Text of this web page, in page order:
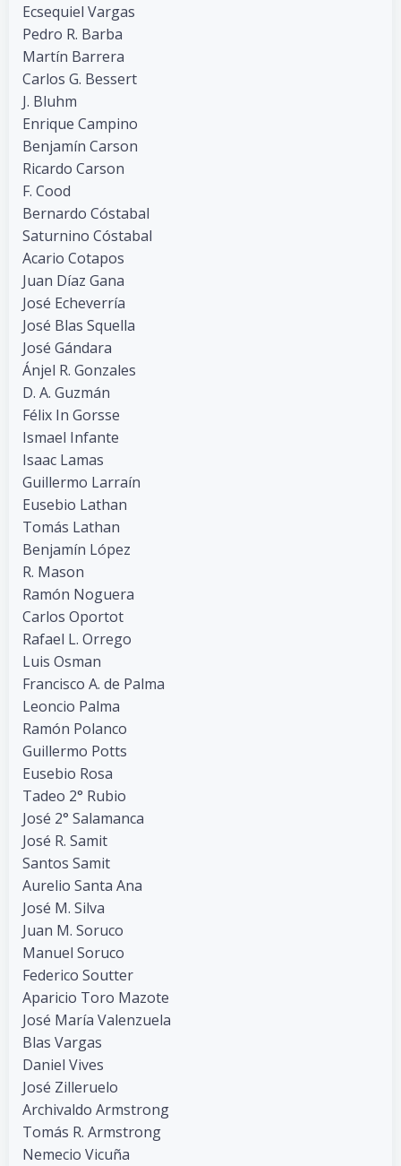
Ecsequiel Vargas
Pedro R. Barba
Martín Barrera
Carlos G. Bessert
J. Bluhm
Enrique Campino
Benjamín Carson
Ricardo Carson
F. Cood
Bernardo Cóstabal
Saturnino Cóstabal
Acario Cotapos
Juan Díaz Gana
José Echeverría
José Blas Squella
José Gándara
Ánjel R. Gonzales
D. A. Guzmán
Félix In Gorsse
Ismael Infante
Isaac Lamas
Guillermo Larraín
Eusebio Lathan
Tomás Lathan
Benjamín López
R. Mason
Ramón Noguera
Carlos Oportot
Rafael L. Orrego
Luis Osman
Francisco A. de Palma
Leoncio Palma
Ramón Polanco
Guillermo Potts
Eusebio Rosa
Tadeo 2° Rubio
José 2° Salamanca
José R. Samit
Santos Samit
Aurelio Santa Ana
José M. Silva
Juan M. Soruco
Manuel Soruco
Federico Soutter
Aparicio Toro Mazote
José María Valenzuela
Blas Vargas
Daniel Vives
José Zilleruelo
Archivaldo Armstrong
Tomás R. Armstrong
Nemecio Vicuña